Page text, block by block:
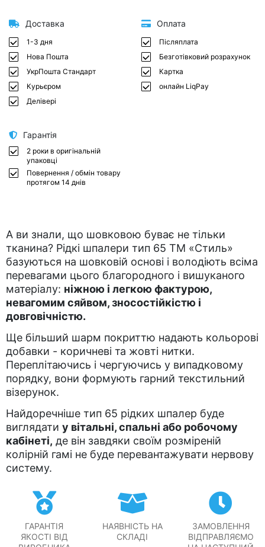
Доставка
1-3 дня
Нова Пошта
УкрПошта Стандарт
Курьєром
Делівері
Оплата
Післяплата
Безготівковий розрахунок
Картка
онлайн LiqPay
Гарантія
2 роки в оригінальній
упаковці
Повернення / обмін товару
протягом 14 днів
А ви знали, що шовковою буває не тільки
тканина? Рідкі шпалери тип 65 ТМ «Стиль»
базуються на шовковій основі і володіють всіма
перевагами цього благородного і вишуканого
матеріалу: ніжною і легкою фактурою,
невагомим сяйвом, зносостійкістю і
довговічністю.
Ще більший шарм покриттю надають кольорові
добавки - коричневі та жовті нитки.
Переплітаючись і чергуючись у випадковому
порядку, вони формують гарний текстильний
візерунок.
Найдоречніше тип 65 рідких шпалер буде
виглядати у вітальні, спальні або робочому
кабінеті, де він завдяки своїм розміреній
колірній гамі не буде перевантажувати нервову
систему.
ГАРАНТІЯ
ЯКОСТІ ВІД
НАЯВНІСТЬ НА
СКЛАДІ
ЗАМОВЛЕННЯ
ВІДПРАВЛЯЄМО